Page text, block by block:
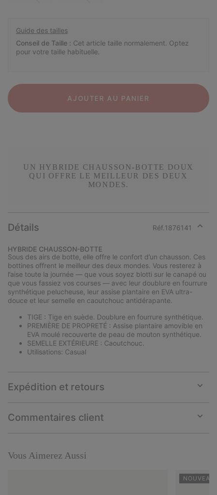
Guide des tailles
Conseil de Taille : Cet article taille normalement. Optez
pour votre taille habituelle.
AJOUTER AU PANIER
UN HYBRIDE CHAUSSON-BOTTE DOUX
QUI OFFRE LE MEILLEUR DES DEUX
MONDES.
Détails Réf. 1876141
section
HYBRIDE CHAUSSON-BOTTE
Sous des airs de botte, elle offre le confort d’un chausson. Ces
bottines offrent le meilleur des deux mondes. Vous resterez à
l’aise toute la journée — que vous soyez blotti sur le canapé ou
que vous fassiez vos courses — avec leur doublure en fourrure
synthétique pelucheuse, leur assise plantaire en EVA ultra-
douce et leur semelle en caoutchouc antidérapante.
TIGE : Tige en suède. Doublure en fourrure synthétique.
PREMIÈRE DE PROPRETÉ : Assise plantaire amovible en
EVA moulé recouverte de peau de mouton synthétique.
SEMELLE EXTÉRIEURE : Caoutchouc.
Utilisations: Casual
Expédition et retours
or
Commentaires client
or
Vous Aimerez Aussi
NOUVEAU